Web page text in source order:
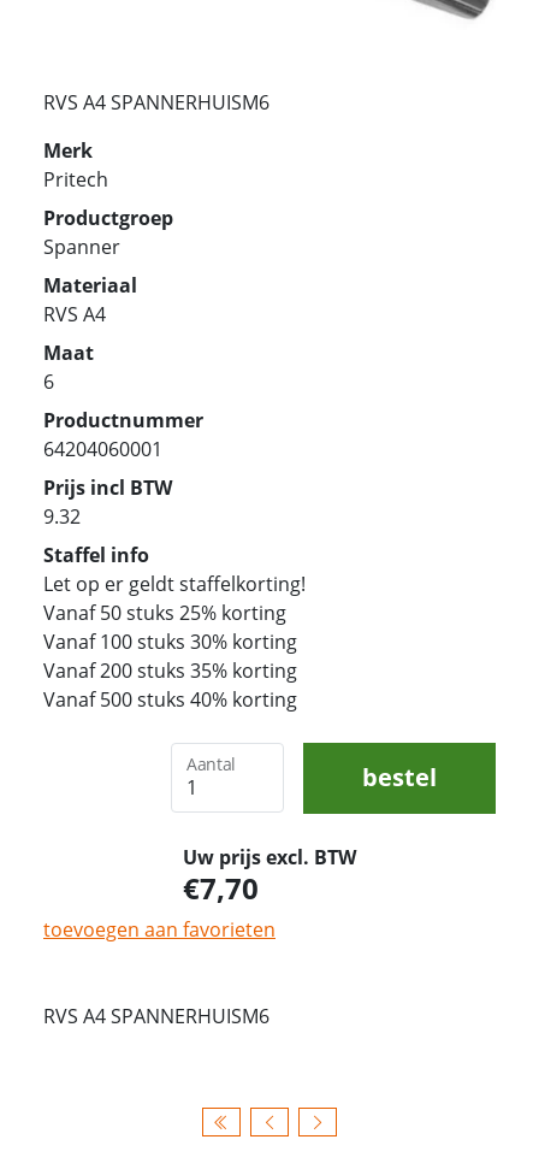
RVS A4 SPANNERHUISM6
Merk
Pritech
Productgroep
Spanner
Materiaal
RVS A4
Maat
6
Productnummer
64204060001
Prijs incl BTW
9.32
Staffel info
Let op er geldt staffelkorting!
Vanaf 50 stuks 25% korting
Vanaf 100 stuks 30% korting
Vanaf 200 stuks 35% korting
Vanaf 500 stuks 40% korting
Aantal bestel
Uw prijs excl. BTW
7,70
toevoegen aan favorieten
RVS A4 SPANNERHUISM6